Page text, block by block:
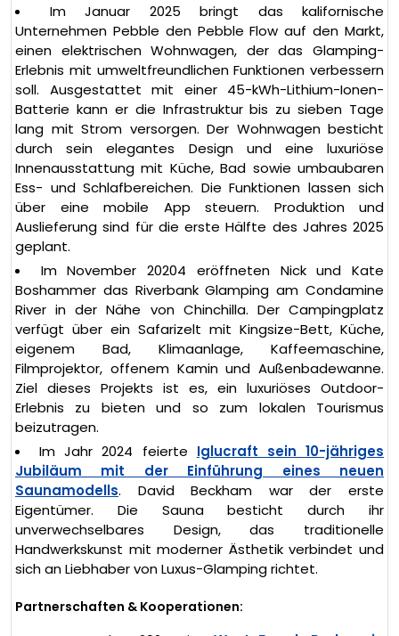
Im Januar 2025 bringt das kalifornische
Unternehmen Pebble den Pebble Flow auf den Markt,
einen elektrischen Wohnwagen, der das Glamping-
Erlebnis mit umweltfreundlichen Funktionen verbessern
soll. Ausgestattet mit einer 45-kWh-Lithium-Ionen-
Batterie kann er die Infrastruktur bis zu sieben Tage
lang mit Strom versorgen. Der Wohnwagen besticht
durch sein elegantes Design und eine luxuriöse
Innenausstattung mit Küche, Bad sowie umbaubaren
Ess- und Schlafbereichen. Die Funktionen lassen sich
über eine mobile App steuern. Produktion und
Auslieferung sind für die erste Hälfte des Jahres 2025
geplant.
Im November 20204 eröffneten Nick und Kate
Boshammer das Riverbank Glamping am Condamine
River in der Nähe von Chinchilla. Der Campingplatz
verfügt über ein Safarizelt mit Kingsize-Bett, Küche,
eigenem Bad, Klimaanlage, Kaffeemaschine,
Filmprojektor, offenem Kamin und Außenbadewanne.
Ziel dieses Projekts ist es, ein luxuriöses Outdoor-
Erlebnis zu bieten und so zum lokalen Tourismus
beizutragen.
Im Jahr 2024 feierte Iglucraft sein 10-jähriges
Jubiläum mit der Einführung eines neuen
Saunamodells. David Beckham war der erste
Eigentümer. Die Sauna besticht durch ihr
unverwechselbares Design, das traditionelle
Handwerkskunst mit moderner Ästhetik verbindet und
sich an Liebhaber von Luxus-Glamping richtet.
Partnerschaften & Kooperationen: